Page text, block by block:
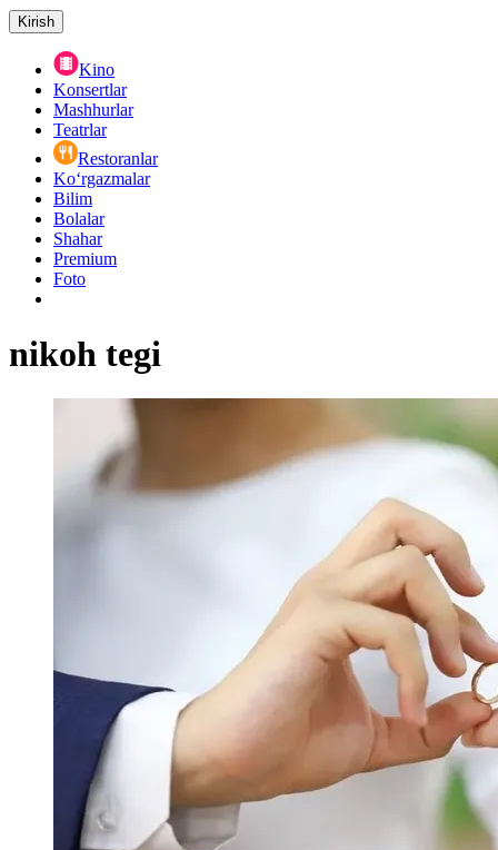
Kirish
Kino
Konsertlar
Mashhurlar
Teatrlar
Restoranlar
Ko‘rgazmalar
Bilim
Bolalar
Shahar
Premium
Foto
nikoh tegi